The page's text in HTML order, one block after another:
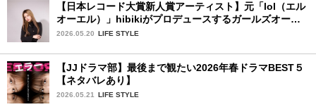
【日本レコード大賞新人賞アーティスト】元「lol（エル
オーエル）」hibikiがプロデュースするガールズオーデ
ィションが始動！ 応募は5月31日（日）まで
2026.05.20 LIFE STYLE
【JJドラマ部】最後まで観たい2026年春ドラマBEST５
【ネタバレあり】
2026.05.21 LIFE STYLE